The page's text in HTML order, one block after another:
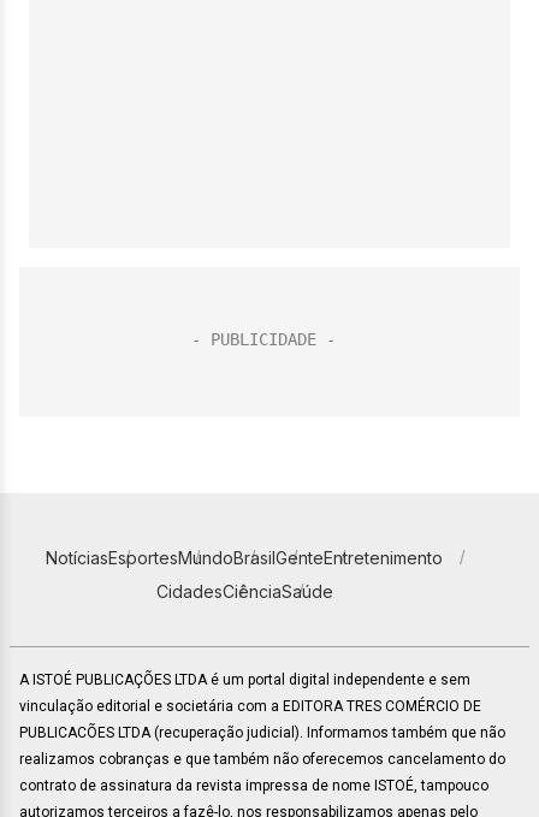
NotíciasEsportesMundoBrasilGenteEntretenimento
CidadesCiênciaSaúde
A ISTOÉ PUBLICAÇÕES LTDA é um portal digital independente e sem
vinculação editorial e societária com a EDITORA TRES COMÉRCIO DE
PUBLICACÕES LTDA (recuperação judicial). Informamos também que não
realizamos cobranças e que também não oferecemos cancelamento do
contrato de assinatura da revista impressa de nome ISTOÉ, tampouco
autorizamos terceiros a fazê-lo, nos responsabilizamos apenas pelo